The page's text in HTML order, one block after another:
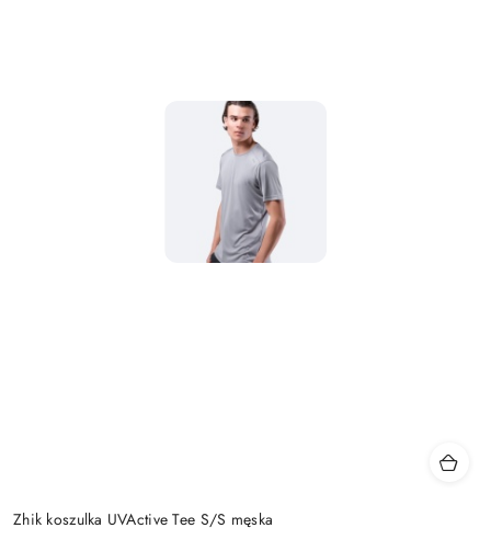
Zhik koszulka UVActive Tee S/S męska